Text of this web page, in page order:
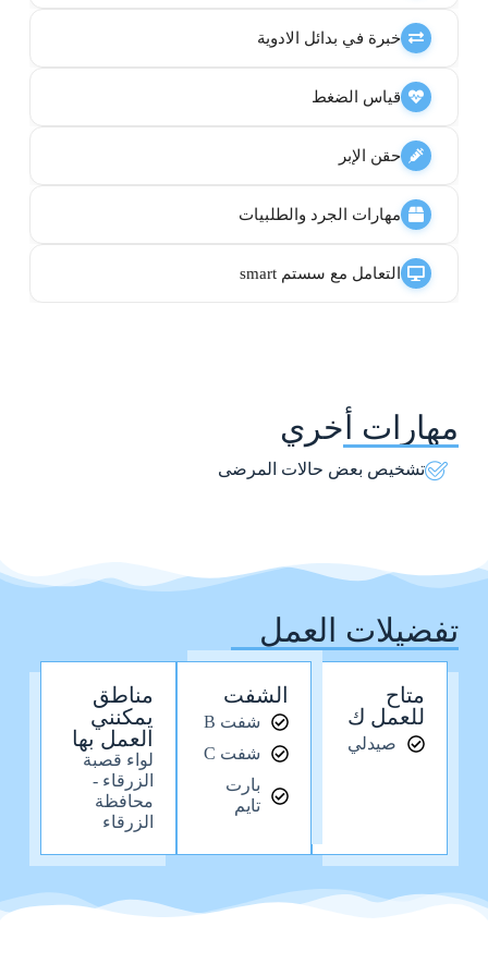
خبرة في بدائل الادوية
قياس الضغط
حقن الإبر
مهارات الجرد والطلبيات
التعامل مع سستم smart
مهارات أخري
تشخيص بعض حالات المرضى
تفضيلات العمل
متاح
للعمل ك
صيدلي
الشفت
شفت B
شفت C
بارت
تايم
مناطق
يمكنني
العمل بها
لواء قصبة
الزرقاء -
محافظة
الزرقاء